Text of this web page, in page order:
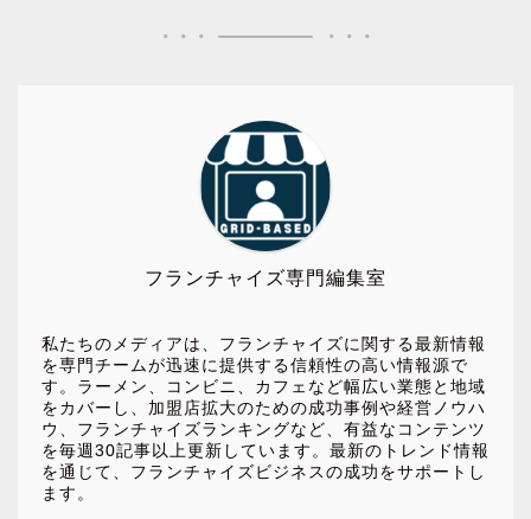
フランチャイズ専門編集室
私たちのメディアは、フランチャイズに関する最新情報
を専門チームが迅速に提供する信頼性の高い情報源で
す。ラーメン、コンビニ、カフェなど幅広い業態と地域
をカバーし、加盟店拡大のための成功事例や経営ノウハ
ウ、フランチャイズランキングなど、有益なコンテンツ
を毎週30記事以上更新しています。最新のトレンド情報
を通じて、フランチャイズビジネスの成功をサポートし
ます。